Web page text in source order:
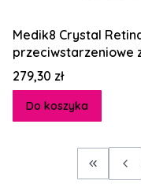
Medik8 Crystal
przeciwstarzeniowe
Cena
279,30 zł
Do koszyka
Wróć do